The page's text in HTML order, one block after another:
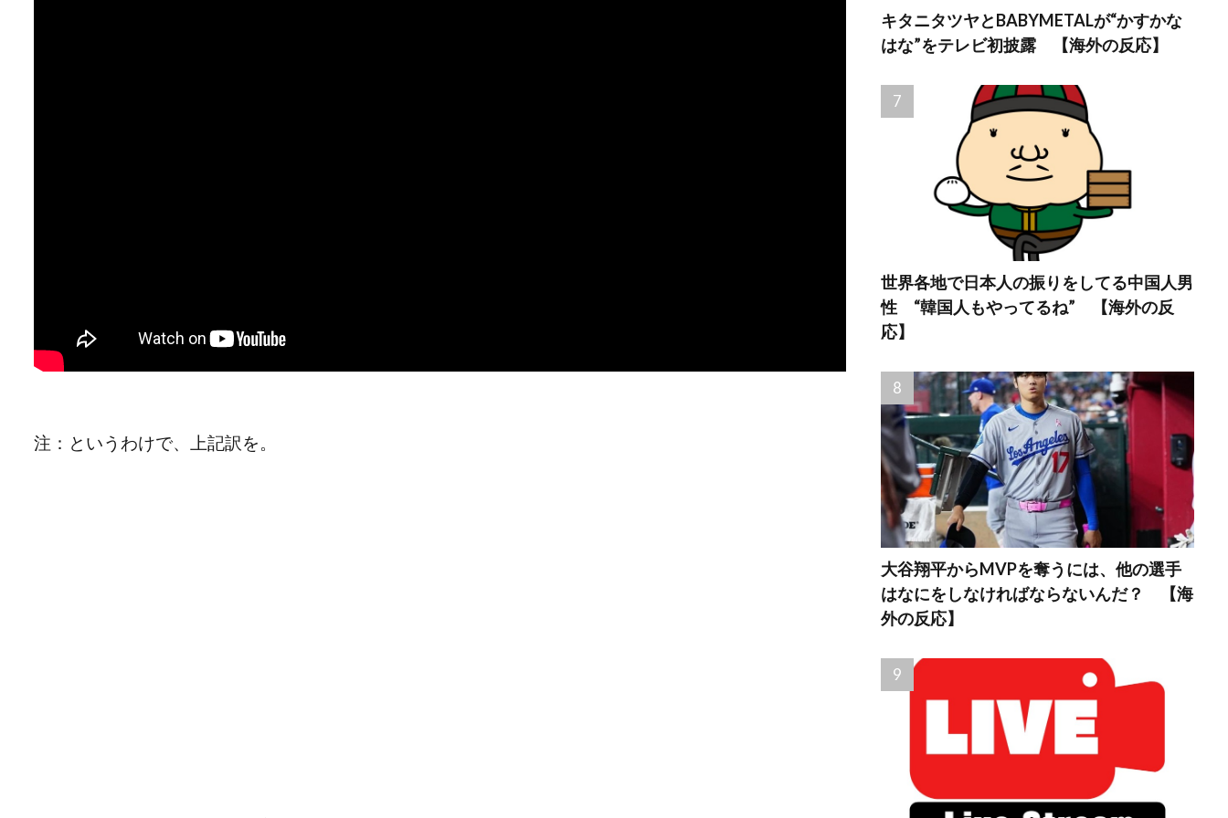
注：というわけで、上記訳を。
キタニタツヤとBABYMETALが“かすかな
はな”をテレビ初披露 【海外の反応】
世界各地で日本人の振りをしてる中国人男
性 “韓国人もやってるね” 【海外の反
応】
大谷翔平からMVPを奪うには、他の選手
はなにをしなければならないんだ？ 【海
外の反応】